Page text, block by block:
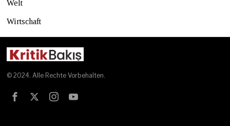
Welt
Wirtschaft
© 2024. Alle Rechte Vorbehalten.